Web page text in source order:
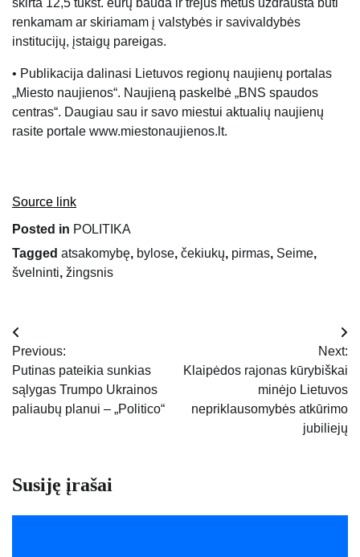
skirta 12,5 tūkst. eurų bauda ir trejus metus uždrausta būti
renkamam ar skiriamam į valstybės ir savivaldybės
institucijų, įstaigų pareigas.
• Publikacija dalinasi Lietuvos regionų naujienų portalas
„Miesto naujienos“. Naujieną paskelbė „BNS spaudos
centras“. Daugiau sau ir savo miestui aktualių naujienų
rasite portale www.miestonaujienos.lt.
Source link
Posted in POLITIKA
Tagged atsakomybę, bylose, čekiukų, pirmas, Seime,
švelninti, žingsnis
Navigacija
tarp
įrašų
Previous:
Putinas pateikia sunkias
sąlygas Trumpo Ukrainos
paliaubų planui – „Politico“
Next:
Klaipėdos rajonas kūrybiškai
minėjo Lietuvos
nepriklausomybės atkūrimo
jubiliejų
Susiję įrašai